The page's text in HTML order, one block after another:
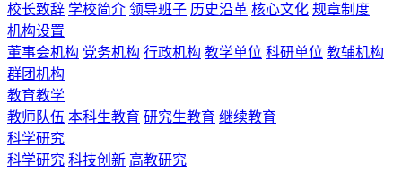
校长致辞 学校简介 领导班子 历史沿革 核心文化 规章制度
机构设置
董事会机构 党务机构 行政机构 教学单位 科研单位 教辅机构
群团机构
教育教学
教师队伍 本科生教育 研究生教育 继续教育
科学研究
科学研究 科技创新 高教研究